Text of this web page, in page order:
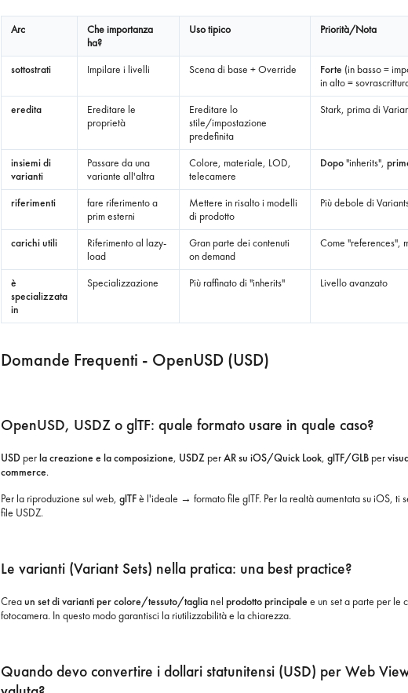
Arc
Che importanza
ha?
Uso tipico Priorità/Nota
sottostrati Impilare i livelli Scena di base + Override Forte (in basso =
in alto =
eredita
Ereditare le
proprietà
Ereditare lo
stile/impostazione
predefinita
Stark, prima di
insiemi di
varianti
Passare da una
variante all'altra
Colore, materiale, LOD,
telecamere
Dopo"inherits",
riferimenti
fare riferimento a
prim esterni
Mettere in risalto i modelli
di prodotto
Più debole di
carichi utili
Riferimento al lazy-
load
Gran parte dei contenuti
on demand
Come "references",
è
specializzata
in
Specializzazione Più raffinato di "inherits" Livello avanzato
Domande Frequenti - OpenUSD (USD)
OpenUSD, USDZ o glTF: quale formato usare in quale caso?
USDperla creazione e la composizione, USDZ perAR su iOS/Quick Look, glTF/GLBper
commerce.
Per la riproduzione sul web, glTFè l'ideale → formato file glTF. Per la realtà aumentata su iOS, ti
file USDZ.
Le varianti (Variant Sets) nella pratica: una best practice?
Creaun set di variantiper colore/tessuto/taglianel prodotto principale e un set a parte per le
fotocamera. In questo modo garantisci la riutilizzabilità e la chiarezza.
Quando devo convertire i dollari statunitensi (USD) per Web